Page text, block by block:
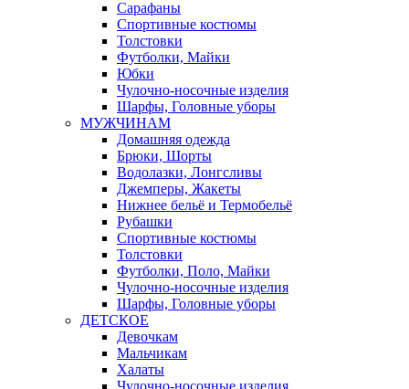
Сарафаны
Спортивные костюмы
Толстовки
Футболки, Майки
Юбки
Чулочно-носочные изделия
Шарфы, Головные уборы
МУЖЧИНАМ
Домашняя одежда
Брюки, Шорты
Водолазки, Лонгсливы
Джемперы, Жакеты
Нижнее бельё и Термобельё
Рубашки
Спортивные костюмы
Толстовки
Футболки, Поло, Майки
Чулочно-носочные изделия
Шарфы, Головные уборы
ДЕТСКОЕ
Девочкам
Мальчикам
Халаты
Чулочно-носочные изделия